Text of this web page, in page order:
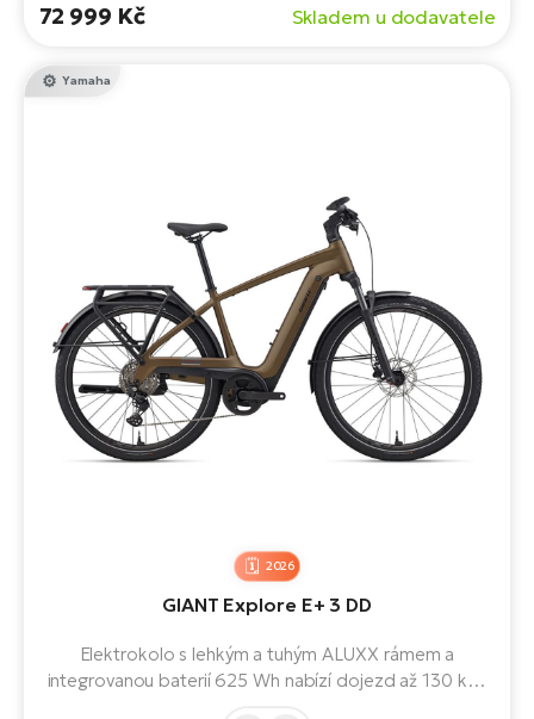
72 999 Kč Skladem u dodavatele
Yamaha
2026
GIANT Explore E+ 3 DD
Elektrokolo s lehkým a tuhým ALUXX rámem a
integrovanou baterií 625 Wh nabízí dojezd až 130 km.